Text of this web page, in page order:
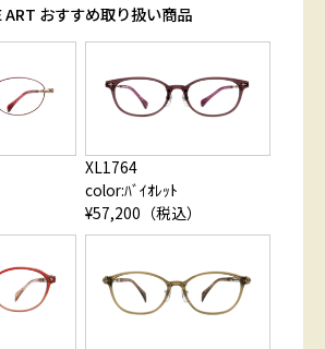
ART おすすめ取り扱い商品
XL1764
color:ﾊﾞｲｵﾚｯﾄ
¥57,200（税込）